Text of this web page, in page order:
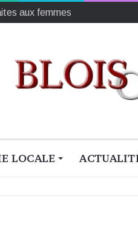
pour les enfants défavorisés
LOCALE